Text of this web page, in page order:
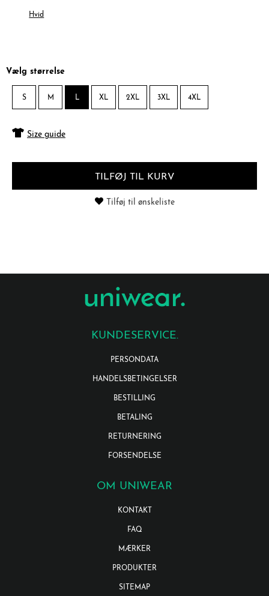
Hvid
Vælg størrelse
S M L XL 2XL 3XL 4XL
Size guide
TILFØJ TIL KURV
Tilføj til ønskeliste
KUNDESERVICE.
PERSONDATA
HANDELSBETINGELSER
BESTILLING
BETALING
RETURNERING
FORSENDELSE
OM UNIWEAR
KONTAKT
FAQ
MÆRKER
PRODUKTER
SITEMAP